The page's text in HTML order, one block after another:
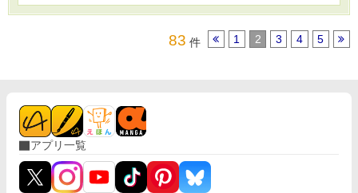
83 件 1 2 3 4 5
アプリ一覧